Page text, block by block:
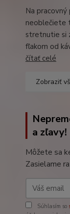
Na
neoblečiete
stretnutie si
fľakom od
čítať celé
Zobraziť
a zľavy!
Môžete sa
Zasielame
Súhlasím so